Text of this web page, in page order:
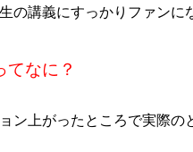
の講義にすっかりファンに
てなに？
ン上がったところで実際の